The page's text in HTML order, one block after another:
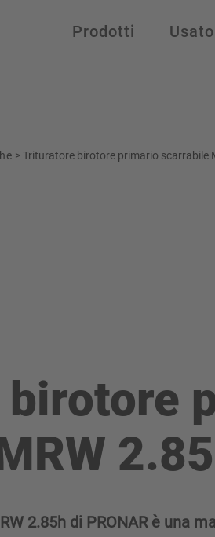
Prodotti Usato
>Trituratore birotore primario scarrabile
2.85h di PRONAR è una